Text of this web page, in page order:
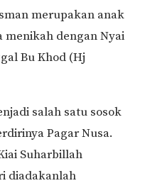
merupakan anak
menikah dengan Nyai
Bu Khod (Hj
salah satu sosok
Pagar Nusa.
Suharbillah
diadakanlah